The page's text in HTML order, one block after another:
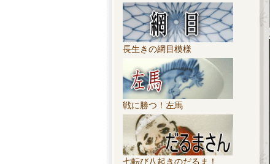
長生きの網目模様
戦に勝つ！左馬
七転び八起きのだるま！